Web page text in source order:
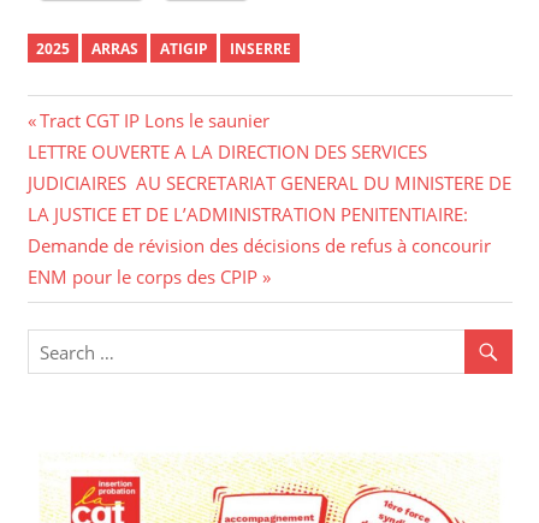
2025 ARRAS ATIGIP INSERRE
Tract CGT IP Lons le saunier
LETTRE OUVERTE A LA DIRECTION DES SERVICES
JUDICIAIRES AU SECRETARIAT GENERAL DU MINISTERE DE
LA JUSTICE ET DE L’ADMINISTRATION PENITENTIAIRE:
Demande de révision des décisions de refus à concourir
ENM pour le corps des CPIP